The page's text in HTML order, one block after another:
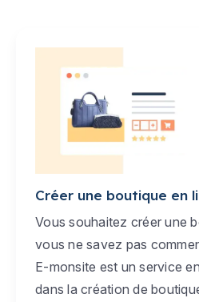
Créer une boutique en
Vous souhaitez créer une
vous ne savez pas
E-monsite est un service
dans la création de